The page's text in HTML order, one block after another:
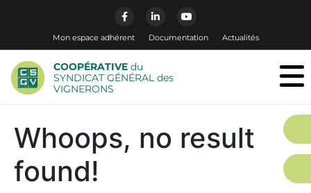
Mon espace adhérent Documentation Actualités
COOPÉRATIVE du
SYNDICAT GÉNÉRAL des
VIGNERONS
Whoops, no result
found!